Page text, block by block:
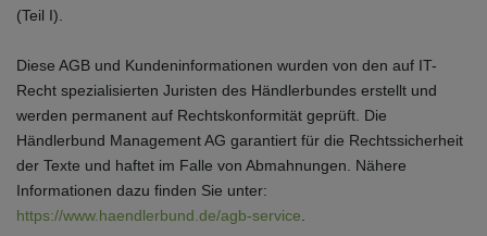
(Teil I).
Diese AGB und Kundeninformationen wurden von den auf IT-
Recht spezialisierten Juristen des Händlerbundes erstellt und
werden permanent auf Rechtskonformität geprüft. Die
Händlerbund Management AG garantiert für die Rechtssicherheit
der Texte und haftet im Falle von Abmahnungen. Nähere
Informationen dazu finden Sie unter:
https://www.haendlerbund.de/agb-service